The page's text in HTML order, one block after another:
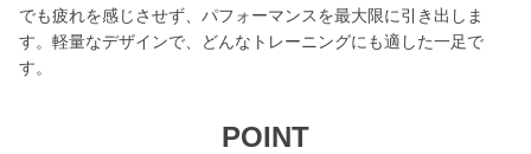
でも疲れを感じさせず、パフォーマンスを最大限に引き出しま
す。軽量なデザインで、どんなトレーニングにも適した一足で
す。
POINT